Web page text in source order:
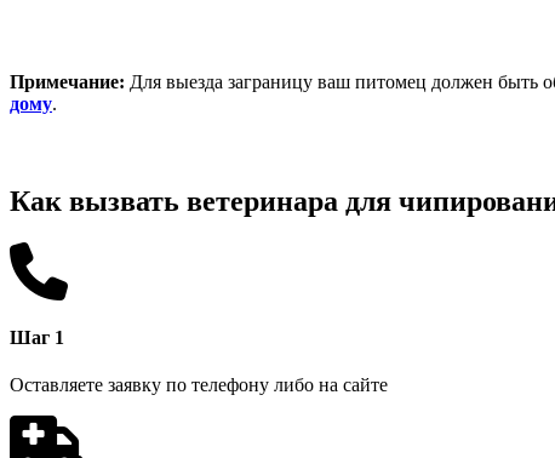
Примечание: Для выезда заграницу ваш питомец должен быть
дому.
Как вызвать ветеринара для
Шаг 1
Оставляете заявку по телефону либо на сайте